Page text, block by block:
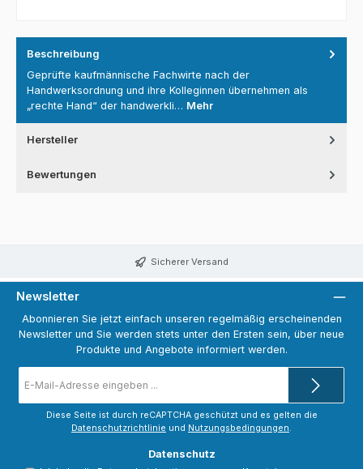
Beschreibung
Geprüfte kaufmännische Fachwirte nach der
Handwerksordnung und ihre Kolleginnen übernehmen als
„rechte Hand“ der handwerkli… Mehr
Hersteller
Bewertungen
Sicherer Versand
Newsletter
Abonnieren Sie jetzt einfach unseren regelmäßig erscheinenden
Newsletter und Sie werden stets unter den Ersten sein, über neue
Produkte und Angebote informiert werden.
Mail-
Adresse
Diese Seite ist durch reCAPTCHA geschützt und es gelten die
Datenschutzrichtlinie und Nutzungsbedingungen.
Datenschutz